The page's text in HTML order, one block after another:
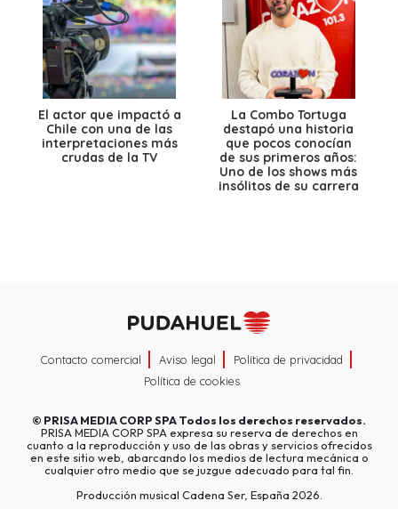
El actor que impactó a
Chile con una de las
interpretaciones más
crudas de la TV
La Combo Tortuga
destapó una historia
que pocos conocían
de sus primeros años:
Uno de los shows más
insólitos de su carrera
Contacto comercial Aviso legal
Política de privacidad
Política de cookies
© PRISA MEDIA CORP SPATodos los derechos reservados.
PRISA MEDIA CORP SPA expresa su reserva de derechos en
cuanto a la reproducción y uso de las obras y servicios ofrecidos
en este sitio web, abarcando los medios de lectura mecánica o
cualquier otro medio que se juzgue adecuado para tal fin.
Producción musical Cadena Ser, España 2026.